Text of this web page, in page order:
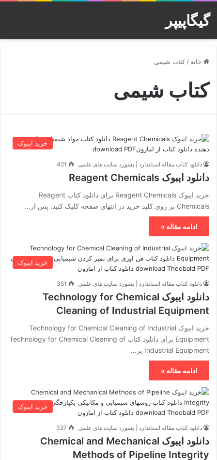
گیگاپیپر
خانه / کتاب شیمی
کتاب شیمی
خرید ایبوک
دانلود کتاب مقاله استاندارد | پسورد سایت های علمی 421
دانلود ایبوک Reagent Chemicals
خرید ایبوک Reagent Chemicals برای دانلود کتاب Reagent
Chemicals بر روی کلید خرید در انتهای صفحه کلیک کنید. پس از…
ادامه مقاله »
خرید ایبوک
دانلود کتاب مقاله استاندارد | پسورد سایت های علمی 351
دانلود ایبوک Technology for Chemical
Cleaning of Industrial Equipment
خرید ایبوک Technology for Chemical Cleaning of Industrial
Equipment برای دانلود کتاب Technology for Chemical Cleaning of
Industrial Equipment بر…
ادامه مقاله »
خرید ایبوک
دانلود کتاب مقاله استاندارد | پسورد سایت های علمی 327
دانلود ایبوک Chemical and Mechanical
Methods of Pipeline Integrity